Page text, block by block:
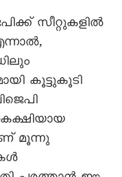
സീറ്റുകളില്‍
കൂട്ടുകൂടി
മൂന്നു